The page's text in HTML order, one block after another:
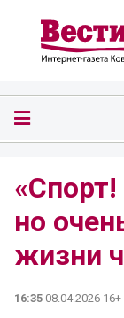
но
жизни
16:35 08.04.2026 16+